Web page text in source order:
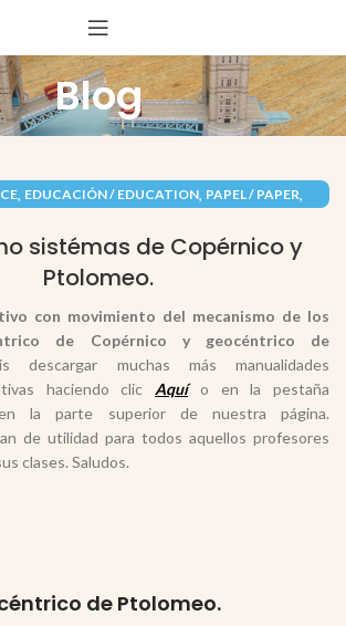
Blog
, EDUCACIÓN / EDUCATION, PAPEL / PAPER,
sistémas de Copérnico y
Ptolomeo.
con movimiento del mecanismo de los
de Copérnico y geocéntrico de
descargar muchas más manualidades
haciendo clic Aquío en la pestaña
en la parte superior de nuestra página.
de utilidad para todos aquellos profesores
clases. Saludos.
de Ptolomeo.